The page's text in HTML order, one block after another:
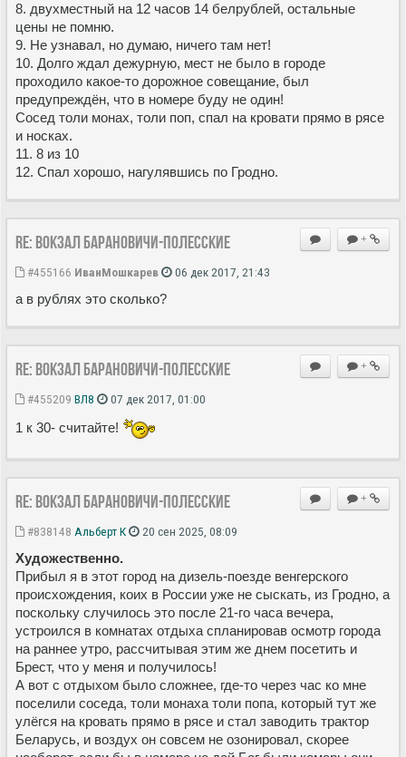
8. двухместный на 12 часов 14 белрублей, остальные
цены не помню.
9. Не узнавал, но думаю, ничего там нет!
10. Долго ждал дежурную, мест не было в городе
проходило какое-то дорожное совещание, был
предупреждён, что в номере буду не один!
Сосед толи монах, толи поп, спал на кровати прямо в рясе
и носках.
11. 8 из 10
12. Спал хорошо, нагулявшись по Гродно.
+
Re: Вокзал Барановичи-Полесские
#455166 ИванМошкарев 06 дек 2017, 21:43
а в рублях это сколько?
+
Re: Вокзал Барановичи-Полесские
#455209 ВЛ8 07 дек 2017, 01:00
1 к 30- считайте!
+
Re: Вокзал Барановичи-Полесские
#838148 Альберт К 20 сен 2025, 08:09
Художественно.
Прибыл я в этот город на дизель-поезде венгерского
происхождения, коих в России уже не сыскать, из Гродно, а
поскольку случилось это после 21-го часа вечера,
устроился в комнатах отдыха спланировав осмотр города
на раннее утро, рассчитывая этим же днем посетить и
Брест, что у меня и получилось!
А вот с отдыхом было сложнее, где-то через час ко мне
поселили соседа, толи монаха толи попа, который тут же
улёгся на кровать прямо в рясе и стал заводить трактор
Беларусь, и воздух он совсем не озонировал, скорее